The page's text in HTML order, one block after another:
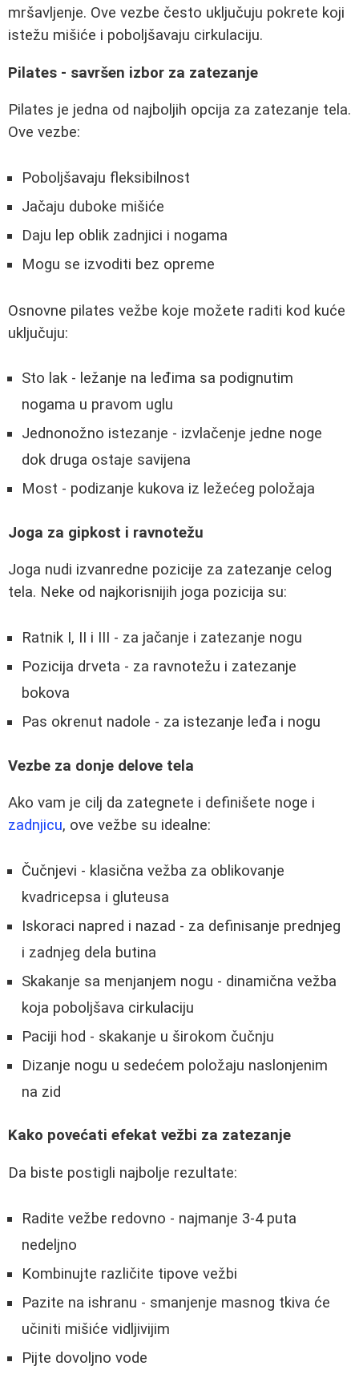
mršavljenje. Ove vezbe često uključuju pokrete koji
istežu mišiće i poboljšavaju cirkulaciju.
Pilates - savršen izbor za zatezanje
Pilates je jedna od najboljih opcija za zatezanje tela.
Ove vezbe:
Poboljšavaju fleksibilnost
Jačaju duboke mišiće
Daju lep oblik zadnjici i nogama
Mogu se izvoditi bez opreme
Osnovne pilates vežbe koje možete raditi kod kuće
uključuju:
Sto lak - ležanje na leđima sa podignutim
nogama u pravom uglu
Jednonožno istezanje - izvlačenje jedne noge
dok druga ostaje savijena
Most - podizanje kukova iz ležećeg položaja
Joga za gipkost i ravnotežu
Joga nudi izvanredne pozicije za zatezanje celog
tela. Neke od najkorisnijih joga pozicija su:
Ratnik I, II i III - za jačanje i zatezanje nogu
Pozicija drveta - za ravnotežu i zatezanje
bokova
Pas okrenut nadole - za istezanje leđa i nogu
Vezbe za donje delove tela
Ako vam je cilj da zategnete i definišete noge i
zadnjicu, ove vežbe su idealne:
Čučnjevi - klasična vežba za oblikovanje
kvadricepsa i gluteusa
Iskoraci napred i nazad - za definisanje prednjeg
i zadnjeg dela butina
Skakanje sa menjanjem nogu - dinamična vežba
koja poboljšava cirkulaciju
Paciji hod - skakanje u širokom čučnju
Dizanje nogu u sedećem položaju naslonjenim
na zid
Kako povećati efekat vežbi za zatezanje
Da biste postigli najbolje rezultate:
Radite vežbe redovno - najmanje 3-4 puta
nedeljno
Kombinujte različite tipove vežbi
Pazite na ishranu - smanjenje masnog tkiva će
učiniti mišiće vidljivijim
Pijte dovoljno vode